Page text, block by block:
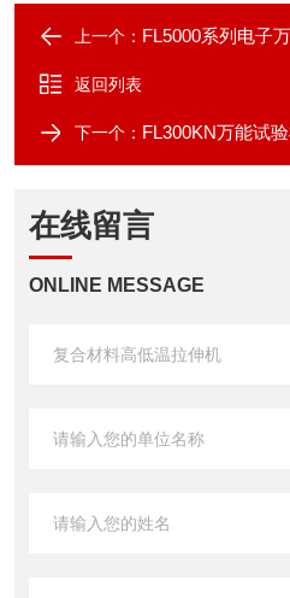
上一个： FL5000系列电子
返回列表
下一个： FL300KN万能试
在线留言
ONLINE MESSAGE